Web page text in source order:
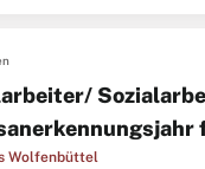
Wolfenbüttel